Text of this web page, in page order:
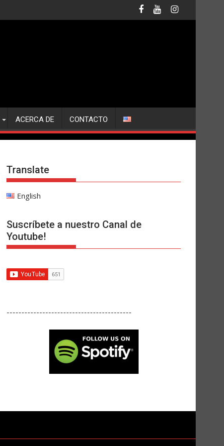
ACERCA DE CONTACTO
Translate
English
Suscríbete a nuestro Canal de
Youtube!
------------------------------------------